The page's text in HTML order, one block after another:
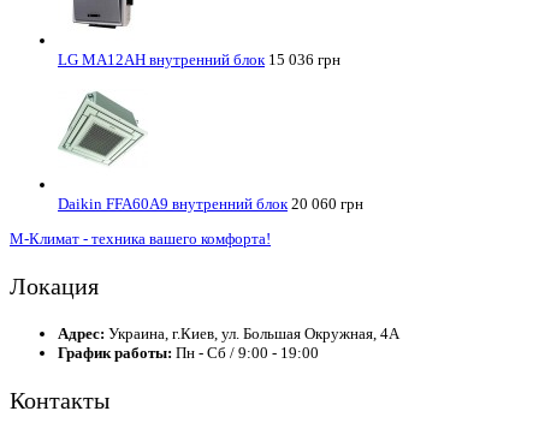
LG MA12AH внутренний блок 15 036 грн
Daikin FFA60A9 внутренний блок 20 060 грн
М-Климат - техника вашего комфорта!
Локация
Адрес: Украина, г.Киев, ул. Большая Окружная, 4А
График работы: Пн - Сб / 9:00 - 19:00
Контакты